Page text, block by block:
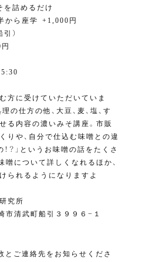
を詰めるだけ⁣
から座学⁣ +1,000円
）⁣
方に受けていただいていま
の仕方の他、大豆、麦、塩、す
る内容の濃いみそ講座。市販
りや、自分で仕込む味噌との違
！？」というお味噌の話をたくさ
噌について詳しくなれるほか、
られるようになりますよ
究所
市清武町船引３９９６−１
とご連絡先をお知らせくださ